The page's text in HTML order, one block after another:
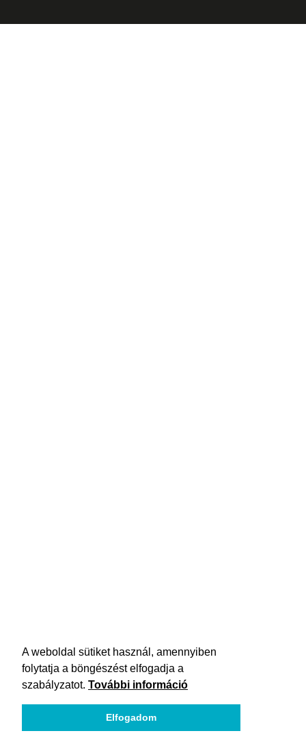
A weboldal sütiket használ, amennyiben
folytatja a böngészést elfogadja a
szabályzatot. További információ
Elfogadom